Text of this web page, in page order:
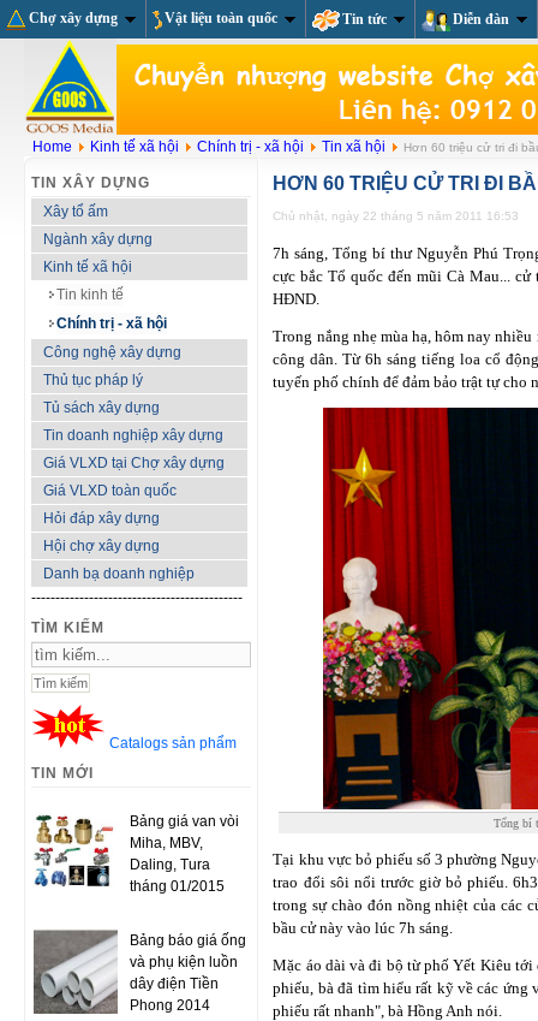
Chợ xây dựng Vật liệu toàn quốc Tin tức Diễn đàn
Home Kinh tế xã hội Chính trị - xã hội Tin xã hội Hơn 60 triệu cử tri đi
TIN XÂY DỰNG
Xây tổ ấm
Ngành xây dựng
Kinh tế xã hội
Tin kinh tế
Chính trị - xã hội
Công nghệ xây dựng
Thủ tục pháp lý
Tủ sách xây dựng
Tin doanh nghiệp xây dựng
Giá VLXD tại Chợ xây dựng
Giá VLXD toàn quốc
Hỏi đáp xây dựng
Hội chợ xây dựng
Danh bạ doanh nghiệp
--------------------------------------------
TÌM KIẾM
Catalogs sản phẩm
TIN MỚI
Bảng giá van vòi
Miha, MBV,
Daling, Tura
tháng 01/2015
Bảng báo giá ống
và phụ kiện luồn
dây điện Tiền
Phong 2014
HƠN 60 TRIỆU CỬ TRI ĐI
Chủ nhật, ngày 22 tháng 5 năm 2011 16:53
7h sáng, Tổng bí thư Nguyễn Phú
cực bắc Tổ quốc đến mũi Cà Mau...
HĐND.
Trong nắng nhẹ mùa hạ, hôm nay
công dân. Từ 6h sáng tiếng loa cổ
tuyến phố chính để đảm bảo trật tự cho
Tổng bí
Tại khu vực bỏ phiếu số 3 phường
trao đổi sôi nổi trước giờ bỏ phiếu.
trong sự chào đón nồng nhiệt của các
bầu cử này vào lúc 7h sáng.
Mặc áo dài và đi bộ từ phố Yết Kiêu
phiếu, bà đã tìm hiểu rất kỹ về các
phiếu rất nhanh", bà Hồng Anh nói.